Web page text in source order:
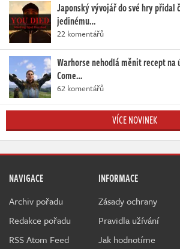
Japonský vývojář do své hry přidal
jedinému…
22 komentářů
Warhorse nehodlá měnit recept na
Come…
62 komentářů
VÍCE NOVINEK
NAVIGACE
Archiv pořadu
Redakce pořadu
RSS Atom Feed
INFORMACE
Zásady ochrany
Pravidla užívání
Jak hodnotíme